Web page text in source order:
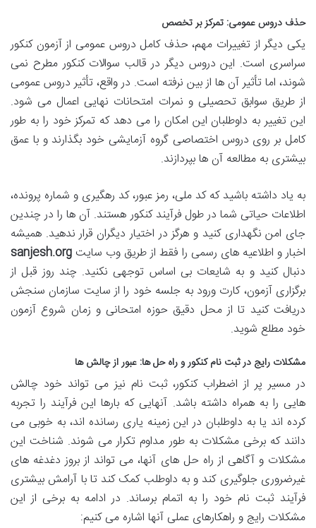
حذف دروس عمومی: تمرکز بر تخصص
یکی دیگر از تغییرات مهم، حذف کامل دروس عمومی از آزمون کنکور
سراسری است. این دروس دیگر در قالب سوالات کنکور مطرح نمی
شوند، اما تأثیر آن ها از بین نرفته است. در واقع، تأثیر دروس عمومی
از طریق سوابق تحصیلی و نمرات امتحانات نهایی اعمال می شود.
این تغییر به داوطلبان این امکان را می دهد که تمرکز خود را به طور
کامل بر روی دروس اختصاصی گروه آزمایشی خود بگذارند و با عمق
بیشتری به مطالعه آن ها بپردازند.
به یاد داشته باشید که کد ملی، رمز عبور، کد رهگیری و شماره پرونده،
اطلاعات حیاتی شما در طول فرآیند کنکور هستند. آن ها را در چندین
جای امن نگهداری کنید و هرگز در اختیار دیگران قرار ندهید. همیشه
اخبار و اطلاعیه های رسمی را فقط از طریق وب سایت sanjesh.org
دنبال کنید و به شایعات بی اساس توجهی نکنید. چند روز قبل از
برگزاری آزمون، کارت ورود به جلسه خود را از سایت سازمان سنجش
دریافت کنید تا از محل دقیق حوزه امتحانی و زمان شروع آزمون
خود مطلع شوید.
مشکلات رایج در ثبت نام کنکور و راه حل ها: عبور از چالش ها
در مسیر پر از اضطراب کنکور، ثبت نام نیز می تواند خود چالش
هایی را به همراه داشته باشد. آنهایی که بارها این فرآیند را تجربه
کرده اند یا به داوطلبان در این زمینه یاری رسانده اند، به خوبی می
دانند که برخی مشکلات به طور مداوم تکرار می شوند. شناخت این
مشکلات و آگاهی از راه حل های آنها، می تواند از بروز دغدغه های
غیرضروری جلوگیری کند و به داوطلب کمک کند تا با آرامش بیشتری
فرآیند ثبت نام خود را به اتمام برساند. در ادامه به برخی از این
مشکلات رایج و راهکارهای عملی آنها اشاره می کنیم: